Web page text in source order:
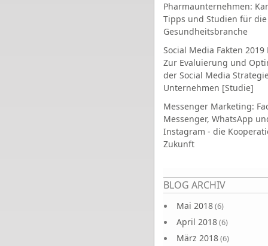
Pharmaunternehmen:
Tipps und Studien für die
Gesundheitsbranche
Social Media Fakten 2019
Zur Evaluierung und
der Social Media
Unternehmen [Studie]
Messenger Marketing:
Messenger, WhatsApp
Instagram - die
Zukunft
BLOG ARCHIV
Mai 2018(6)
April 2018(6)
März 2018(6)
Seiten